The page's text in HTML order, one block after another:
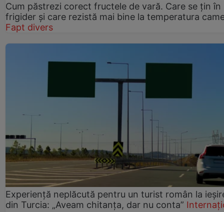
Cum păstrezi corect fructele de vară. Care se țin în
frigider și care rezistă mai bine la temperatura
Fapt divers
Experiență neplăcută pentru un turist român la
din Turcia: „Aveam chitanța, dar nu conta”